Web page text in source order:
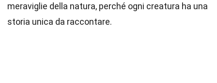
meraviglie della natura, perché ogni creatura ha una
storia unica da raccontare.